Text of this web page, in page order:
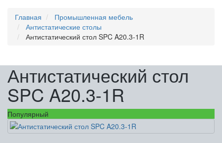
Главная
Промышленная мебель
Антистатические столы
Антистатический стол SPC A20.3-1R
Антистатический стол
SPC A20.3-1R
Популярный